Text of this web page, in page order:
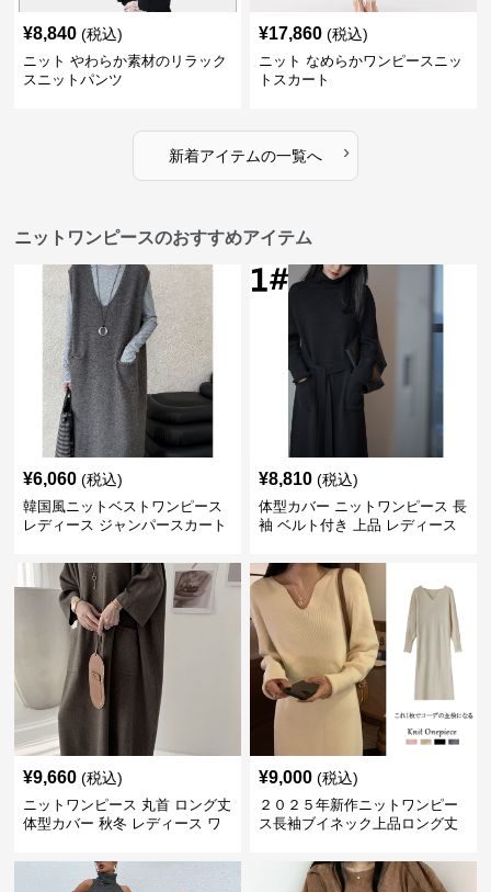
¥8,840 (税込)
ニット やわらか素材のリラック
スニットパンツ
¥17,860 (税込)
ニット なめらかワンピースニッ
トスカート
新着アイテムの一覧へ ›
ニットワンピースのおすすめアイテム
¥6,060 (税込)
韓国風ニットベストワンピース
レディース ジャンパースカート
¥8,810 (税込)
体型カバー ニットワンピース 長
袖 ベルト付き 上品 レディース
¥9,660 (税込)
ニットワンピース 丸首 ロング丈
体型カバー 秋冬 レディース ワ
¥9,000 (税込)
２０２５年新作ニットワンピー
ス長袖ブイネック上品ロング丈